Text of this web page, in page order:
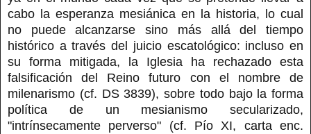
cabo la esperanza mesiánica en la historia, lo cual
no puede alcanzarse sino más allá del tiempo
histórico a través del juicio escatológico: incluso en
su forma mitigada, la Iglesia ha rechazado esta
falsificación del Reino futuro con el nombre de
milenarismo (cf. DS 3839), sobre todo bajo la forma
política de un mesianismo secularizado,
"intrínsecamente perverso" (cf. Pío XI, carta enc.